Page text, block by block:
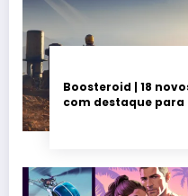
Boosteroid | 18
com destaque para